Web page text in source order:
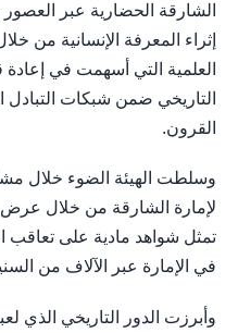
الشارقة الحضارية عبر
إثراء المعرفة الإنسانية من
العلمية التي أسهمت في إعادة
التاريخي ضمن شبكات التبادل
القرون.
وسلطت الهيئة الضوء خلال
لإمارة الشارقة من خلال عرض
تمثل شواهد مادية على تعاقب
في الإمارة عبر الآلاف من
وأبرزت الدور التاريخي الذي